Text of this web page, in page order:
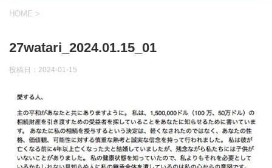
HOME >
27watari_2024.01.15_01
投稿日： 2024-01-15